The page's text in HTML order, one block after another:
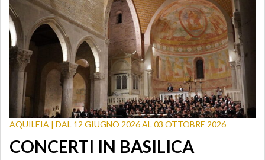
AQUILEIA | DAL 12 GIUGNO 2026 AL 03 OTTOBRE 2026
CONCERTI IN BASILICA